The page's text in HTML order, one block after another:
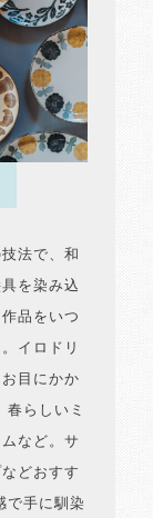
法で、和
を染み込
品をいつ
イロドリ
目にかか
らしいミ
など。サ
どおすす
で手に馴染